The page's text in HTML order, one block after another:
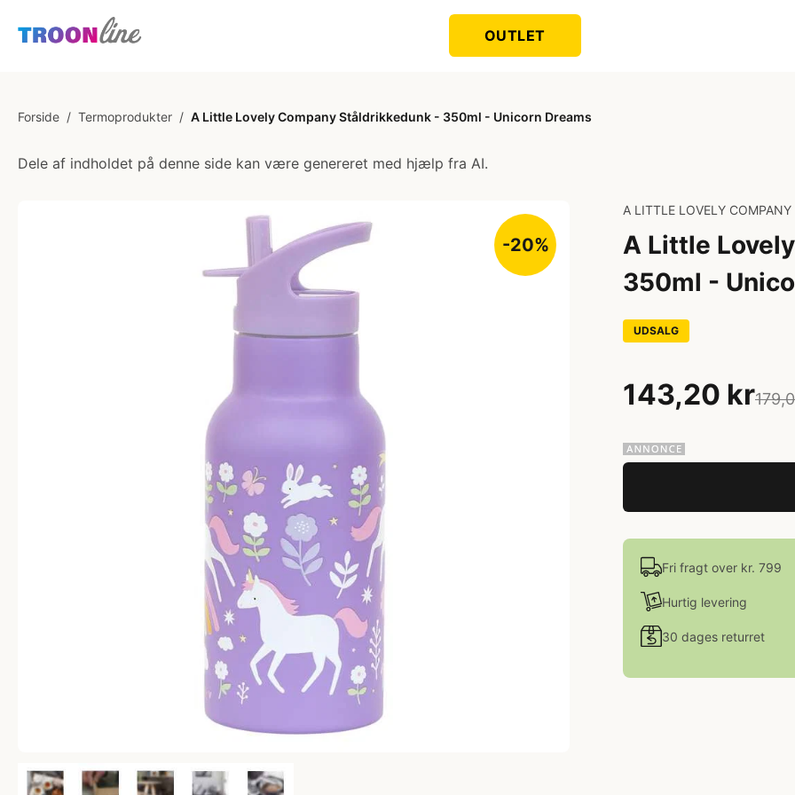
OUTLET
Forside / Termoprodukter / A Little Lovely Company Ståldrikkedunk - 350ml - Unicorn Dreams
Dele af indholdet på denne side kan være genereret med hjælp fra AI.
-20%
A LITTLE LOVELY COMPANY
A Little
350ml -
UDSALG
143,20 kr
Fri fragt over kr. 799
Hurtig levering
30 dages returret